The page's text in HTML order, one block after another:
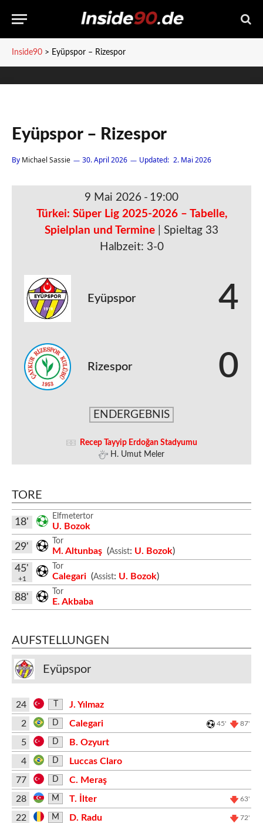
Inside90 > Eyüpspor – Rizespor
Eyüpspor – Rizespor
By Michael Sassie 30. April 2026 Updated: 2. Mai 2026
9 Mai 2026 - 19:00
Türkei: Süper Lig 2025-2026 – Tabelle,
Spielplan und Termine
| Spieltag 33
Halbzeit: 3-0
Eyüpspor 4
Rizespor 0
ENDERGEBNIS
Recep Tayyip Erdoğan Stadyumu
H. Umut Meler
TORE
Elfmetertor
U. Bozok
18'
Tor
M. Altunbaş (Assist: U. Bozok)
29'
Tor
Calegari (Assist: U. Bozok)
45'
+1
Tor
E. Akbaba
88'
AUFSTELLUNGEN
Eyüpspor
24
J. Yılmaz
2
D Calegari 45' 87'
5 D
B. Ozyurt
4
D
Luccas Claro
77
D
C. Meraş
28
M T. İlter 63'
22 M D. Radu 72'